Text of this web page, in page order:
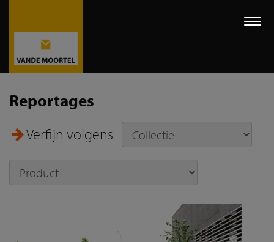
Reportages
Verfijn volgens